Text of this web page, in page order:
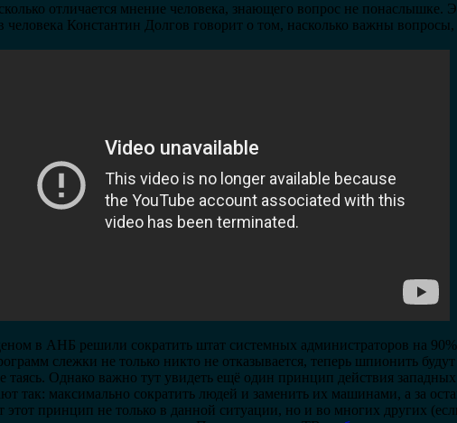
отличается мнение человека, знающего вопрос не понаслышке.
Константин Долгов говорит о том, насколько важны
в АНБ решили сократить штат системных администраторов на
слежки не только никто не отказывается, теперь шпионить
таясь. Однако важно тут увидеть ещё один принцип действия
так: максимально сократить людей и заменить их машинами, а за
этот принцип не только в данной ситуации, но и во многих других